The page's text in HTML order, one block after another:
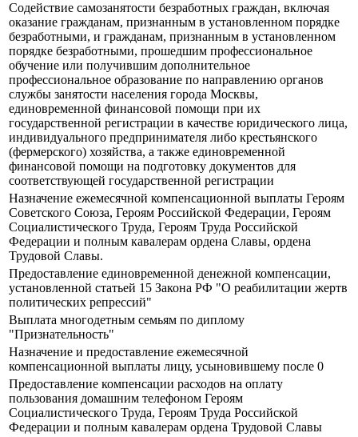
Содействие самозанятости безработных граждан, включая
оказание гражданам, признанным в установленном порядке
безработными, и гражданам, признанным в установленном
порядке безработными, прошедшим профессиональное
обучение или получившим дополнительное
профессиональное образование по направлению органов
службы занятости населения города Москвы,
единовременной финансовой помощи при их
государственной регистрации в качестве юридического лица,
индивидуального предпринимателя либо крестьянского
(фермерского) хозяйства, а также единовременной
финансовой помощи на подготовку документов для
соответствующей государственной регистрации
Назначение ежемесячной компенсационной выплаты Героям
Советского Союза, Героям Российской Федерации, Героям
Социалистического Труда, Героям Труда Российской
Федерации и полным кавалерам ордена Славы, ордена
Трудовой Славы.
Предоставление единовременной денежной компенсации,
установленной статьей 15 Закона РФ "О реабилитации жертв
политических репрессий"
Выплата многодетным семьям по диплому
"Признательность"
Назначение и предоставление ежемесячной
компенсационной выплаты лицу, усыновившему после 0
Предоставление компенсации расходов на оплату
пользования домашним телефоном Героям
Социалистического Труда, Героям Труда Российской
Федерации и полным кавалерам ордена Трудовой Славы